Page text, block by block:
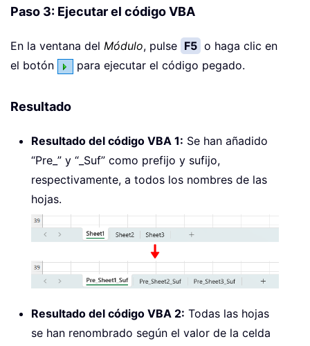
Paso 3: Ejecutar el código VBA
En la ventana del Módulo, pulse F5 o haga clic en
el botón
para ejecutar el código pegado.
Resultado
Resultado del código VBA 1: Se han añadido
“Pre_” y “_Suf” como prefijo y sufijo,
respectivamente, a todos los nombres de las
hojas.
Resultado del código VBA 2: Todas las hojas
se han renombrado según el valor de la celda